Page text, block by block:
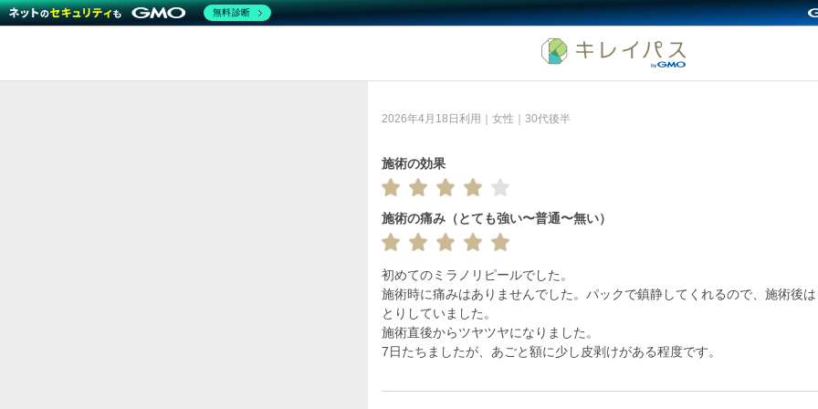
2026年4月18日利用｜女性｜30代後半
施術の効果
施術の痛み（とても強い〜普通〜無い）
初めてのミラノリピールでした。
施術時に痛みはありませんでした。パックで鎮静してくれるので、施術後
とりしていました。
施術直後からツヤツヤになりました。
7日たちましたが、あごと額に少し皮剥けがある程度です。
無料診断